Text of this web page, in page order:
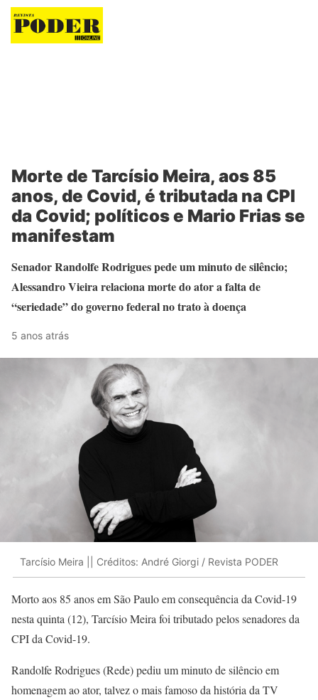
Revista Poder
Morte de Tarcísio Meira, aos 85
anos, de Covid, é tributada na CPI
da Covid; políticos e Mario Frias se
manifestam
Senador Randolfe Rodrigues pede um minuto de silêncio;
Alessandro Vieira relaciona morte do ator a falta de
“seriedade” do governo federal no trato à doença
5 anos atrás
Tarcísio Meira || Créditos: André Giorgi / Revista PODER
Morto aos 85 anos em São Paulo em consequência da Covid-19
nesta quinta (12), Tarcísio Meira foi tributado pelos senadores da
CPI da Covid-19.
Randolfe Rodrigues (Rede) pediu um minuto de silêncio em
homenagem ao ator, talvez o mais famoso da história da TV